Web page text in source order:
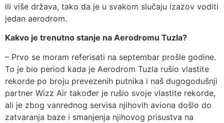
ili više država, tako da je u svakom slučaju izazov voditi
jedan aerodrom.
Kakvo je trenutno stanje na Aerodromu Tuzla?
– Prvo se moram referisati na septembar prošle godine.
To je bio period kada je Aerodrom Tuzla rušio vlastite
rekorde po broju prevezenih putnika i naš dugogodušnji
partner Wizz Air također je rušio svoje vlastite rekorde,
ali je zbog vanrednog servisa njihovih aviona došlo do
zatvaranja baze i smanjenja njihovog prisustva na